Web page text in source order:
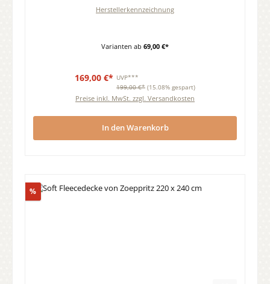
Herstellerkennzeichnung
Varianten ab 69,00 €*
169,00 €* UVP***
199,00 €* (15.08% gespart)
Preise inkl. MwSt. zzgl. Versandkosten
In den Warenkorb
%Rabatt